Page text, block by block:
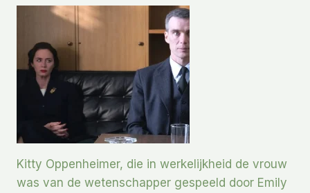
Kitty Oppenheimer, die in werkelijkheid de vrouw
was van de wetenschapper gespeeld door Emily